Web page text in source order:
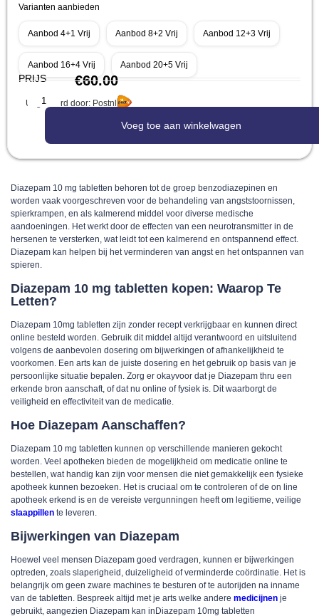
Varianten aanbieden
Aanbod 4+1 Vrij Aanbod 8+2 Vrij Aanbod 12+3 Vrij
Aanbod 16+4 Vrij Aanbod 20+5 Vrij
PRIJS €60.00
Uitgevoerd door: Postnl
Voeg toe aan winkelwagen
Diazepam 10 mg tabletten behoren tot de groep benzodiazepinen en
worden vaak voorgeschreven voor de behandeling van angststoornissen,
spierkrampen, en als kalmerend middel voor diverse medische
aandoeningen. Het werkt door de effecten van een neurotransmitter in de
hersenen te versterken, wat leidt tot een kalmerend en ontspannend effect.
Diazepam kan helpen bij het verminderen van angst en het ontspannen van
spieren.
Diazepam 10 mg tabletten kopen: Waarop Te
Letten?
Diazepam 10mg tabletten zijn zonder recept verkrijgbaar en kunnen direct
online besteld worden. Gebruik dit middel altijd verantwoord en uitsluitend
volgens de aanbevolen dosering om bijwerkingen of afhankelijkheid te
voorkomen. Een arts kan de juiste dosering en het gebruik op basis van je
persoonlijke situatie bepalen. Zorg er okayvoor dat je Diazepam thru een
erkende bron aanschaft, of dat nu online of fysiek is. Dit waarborgt de
veiligheid en effectiviteit van de medicatie.
Hoe Diazepam Aanschaffen?
Diazepam 10 mg tabletten kunnen op verschillende manieren gekocht
worden. Veel apotheken bieden de mogelijkheid om medicatie online te
bestellen, wat handig kan zijn voor mensen die niet gemakkelijk een fysieke
apotheek kunnen bezoeken. Het is cruciaal om te controleren of de on line
apotheek erkend is en de vereiste vergunningen heeft om legitieme, veilige
slaappillen te leveren.
Bijwerkingen van Diazepam
Hoewel veel mensen Diazepam goed verdragen, kunnen er bijwerkingen
optreden, zoals slaperigheid, duizeligheid of verminderde coördinatie. Het is
belangrijk om geen zware machines te besturen of te autorijden na inname
van de tabletten. Bespreek altijd met je arts welke andere medicijnen je
gebruikt, aangezien Diazepam kan inDiazepam 10mg tabletten